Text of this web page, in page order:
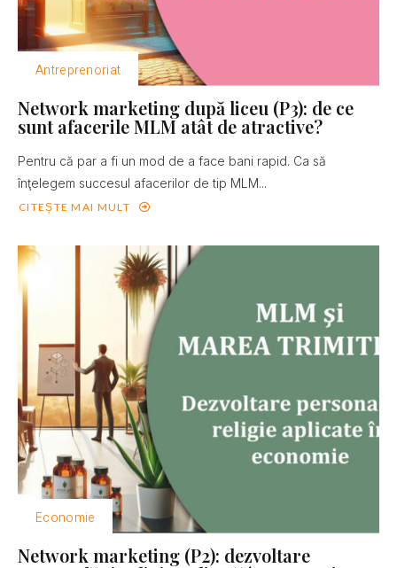
Antreprenoriat
Network marketing după liceu (P3): de ce
sunt afacerile MLM atât de atractive?
Pentru că par a fi un mod de a face bani rapid. Ca să
înţelegem succesul afacerilor de tip MLM...
CITEȘTE MAI MULT
Economie
Network marketing (P2): dezvoltare